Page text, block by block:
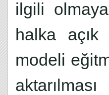
ilgili
halka
modeli